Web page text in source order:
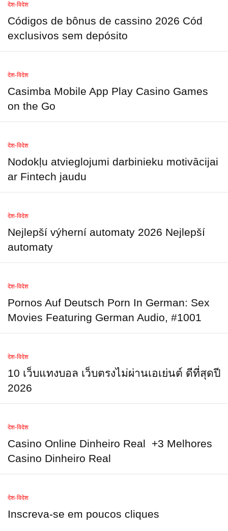
देश-विदेश
Códigos de bônus de cassino 2026 Cód
exclusivos sem depósito
देश-विदेश
Casimba Mobile App Play Casino Games
on the Go
देश-विदेश
Nodokļu atvieglojumi darbinieku motivācijai
ar Fintech jaudu
देश-विदेश
Nejlepší výherní automaty 2026 Nejlepší
automaty
देश-विदेश
Pornos Auf Deutsch Porn In German: Sex
Movies Featuring German Audio, #1001
देश-विदेश
10 เว็บแทงบอล เว็บตรงไม่ผ่านเอเย่นต์ ดีที่สุดปี
2026
देश-विदेश
Casino Online Dinheiro Real ️ +3 Melhores
Casino Dinheiro Real
देश-विदेश
Inscreva-se em poucos cliques